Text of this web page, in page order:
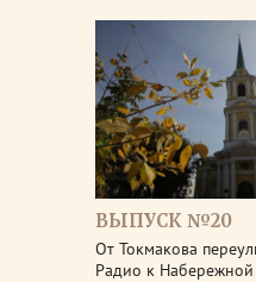
ВЫПУСК №20
От Токмакова
Радио к